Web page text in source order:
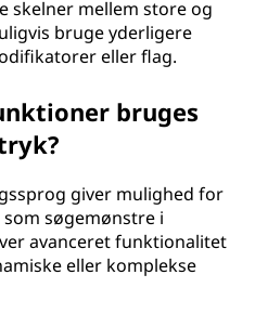
skelner mellem store og
bruge yderligere
eller flag.
bruges
giver mulighed for
søgemønstre i
avanceret funktionalitet
eller komplekse